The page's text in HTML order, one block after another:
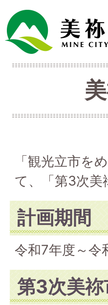
「観光立市を
て、「第3次美
計画期間
令和7年度～令
第3次美